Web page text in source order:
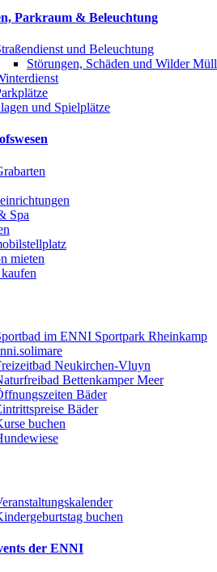
Parkraum & Beleuchtung
und Beleuchtung
Störungen, Schäden und Wilder Müll
und Spielplätze
Spa
mieten
im ENNI Sportpark Rheinkamp
Neukirchen-Vluyn
Bettenkamper Meer
Bäder
Bäder
buchen
buchen
der ENNI